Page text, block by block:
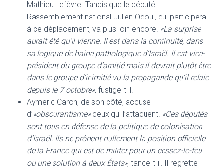
Mathieu Lefèvre. Tandis que le député
Rassemblement national Julien Odoul, qui participera
à ce déplacement, va plus loin encore. «La surprise
aurait été qu’il vienne. Il est dans la continuité, dans
sa logique de haine pathologique d’Israël. Il est vice-
président du groupe d’amitié mais il devrait plutôt être
dans le groupe d’inimitié vu la propagande qu’il relaie
depuis le 7 octobre», fustige-t-il.
Aymeric Caron, de son côté, accuse
d’«obscurantisme» ceux qui l’attaquent. «Ces députés
sont tous en défense de la politique de colonisation
d’Israël. Ils ne prônent nullement la position officielle
de la France qui est de militer pour un cessez-le-feu
ou une solution à deux États», tance-t-il. Il regrette